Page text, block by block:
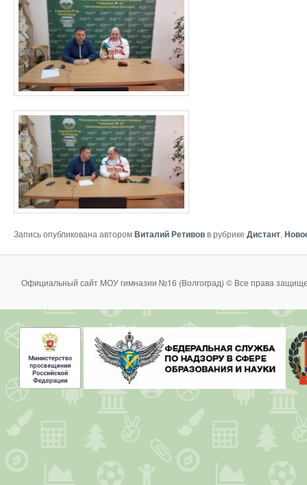
Запись опубликована авторомВиталий Ретивовв рубрике Дистант,
Официальный сайт МОУ гимназии №16 (Волгоград) © Все права